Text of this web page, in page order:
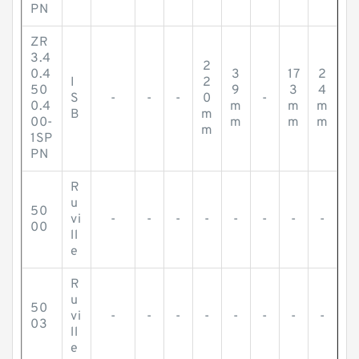
PN
ZR
3.4
0.4
50
0.4
00-
1SP
PN
I
S
B
- - -
2
2
0
m
m
3
9
m
m
-
17
3
m
m
2
4
m
m
50
00
R
u
vi
ll
e
- - - - - - - -
50
03
R
u
vi
ll
e
- - - - - - - -